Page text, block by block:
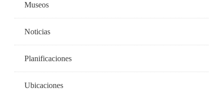
Museos
Noticias
Planificaciones
Ubicaciones